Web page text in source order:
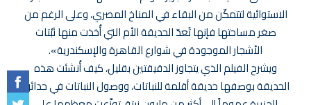
الاستوائية لتتمكّن من البقاء في المناخ المصري، وعلى الرغم من
صغر مساحتها فإنها تُعدّ الحديقة الأم التي أُخذت منها نَبْتات
الأشجار الموجودة في شوارع القاهرة والإسكندرية».
ويشرح الفيلم الذي يتجاوز الدقيقتين بقليل، كيف أُنشئت هذه
الحديقة بوصفها حديقة أقلمة للنباتات، ووصول النباتات في حدائق